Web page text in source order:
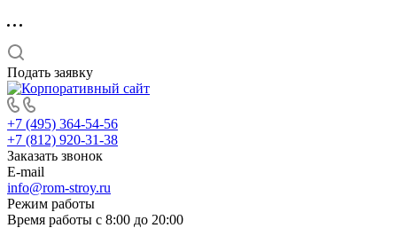
Подать заявку
+7 (495) 364-54-56
+7 (812) 920-31-38
Заказать звонок
E-mail
info@rom-stroy.ru
Режим работы
Время работы с 8:00 до 20:00